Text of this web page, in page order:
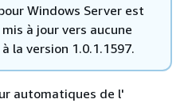
Windows Server est
à jour vers aucune
la version 1.0.1.1597.
automatiques de l'